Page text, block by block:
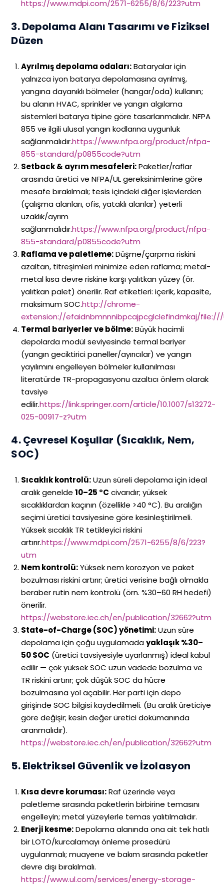
https://www.mdpi.com/2571-6255/8/6/223?utm
3. Depolama Alanı Tasarımı ve Fiziksel
Düzen
Ayrılmış depolama odaları:Bataryalar için
yalnızca iyon batarya depolamasına ayrılmış,
yangına dayanıklı bölmeler (hangar/oda) kullanın;
bu alanın HVAC, sprinkler ve yangın algılama
sistemleri batarya tipine göre tasarlanmalıdır. NFPA
855 ve ilgili ulusal yangın kodlarına uygunluk
sağlanmalıdır.https://www.nfpa.org/product/nfpa-
855-standard/p0855code?utm
Setback & ayrım mesafeleri:Paketler/raflar
arasında üretici ve NFPA/UL gereksinimlerine göre
mesafe bırakılmalı; tesis içindeki diğer işlevlerden
(çalışma alanları, ofis, yataklı alanlar) yeterli
uzaklık/ayrım
sağlanmalıdır.https://www.nfpa.org/product/nfpa-
855-standard/p0855code?utm
Raflama ve paletleme:Düşme/çarpma riskini
azaltan, titreşimleri minimize eden raflama; metal-
metal kısa devre riskine karşı yalıtkan yüzey (ör.
yalıtkan palet) önerilir. Raf etiketleri: içerik, kapasite,
maksimum SOC.http://chrome-
extension://efaidnbmnnnibpcajpcglclefindmkaj/
Termal bariyerler ve bölme:Büyük hacimli
depolarda modül seviyesinde termal bariyer
(yangın geciktirici paneller/ayırıcılar) ve yangın
yayılımını engelleyen bölmeler kullanılması
literatürde TR-propagasyonu azaltıcı önlem olarak
tavsiye
edilir.https://link.springer.com/article/10.1007/s13272-
025-00917-z?utm
4. Çevresel Koşullar (Sıcaklık, Nem,
SOC)
Sıcaklık kontrolü:Uzun süreli depolama için ideal
aralık genelde10–25 °C civarıdır; yüksek
sıcaklıklardan kaçının (özellikle >40 °C). Bu aralığın
seçimi üretici tavsiyesine göre kesinleştirilmeli.
Yüksek sıcaklık TR tetikleyici riskini
artırır.https://www.mdpi.com/2571-6255/8/6/223?
utm
Nem kontrolü:Yüksek nem korozyon ve paket
bozulması riskini artırır; üretici verisine bağlı olmakla
beraber rutin nem kontrolü (örn. %30–60 RH hedefi)
önerilir.
https://webstore.iec.ch/en/publication/32662?utm
State-of-Charge (SOC) yönetimi:Uzun süre
depolama için çoğu uygulamadayaklaşık %30–
50 SOC (üretici tavsiyesiyle uyarlanmış) ideal kabul
edilir — çok yüksek SOC uzun vadede bozulma ve
TR riskini artırır; çok düşük SOC da hücre
bozulmasına yol açabilir. Her parti için depo
girişinde SOC bilgisi kaydedilmeli. (Bu aralık üreticiye
göre değişir; kesin değer üretici dokümanında
aranmalıdır).
https://webstore.iec.ch/en/publication/32662?utm
5. Elektriksel Güvenlik ve İzolasyon
Kısa devre koruması:Raf üzerinde veya
paletleme sırasında paketlerin birbirine temasını
engelleyin; metal yüzeylerle temas yalıtılmalıdır.
Enerji kesme:Depolama alanında ona ait tek hatlı
bir LOTO/kurcalamayı önleme prosedürü
uygulanmalı; muayene ve bakım sırasında paketler
devre dışı bırakılmalı.
https://www.ul.com/services/energy-storage-